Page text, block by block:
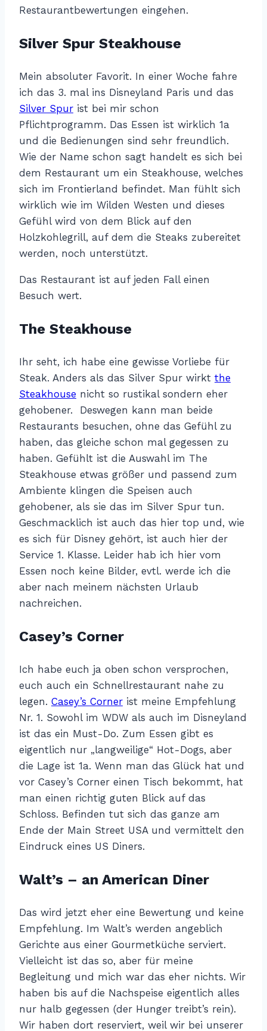
Restaurantbewertungen eingehen.
Silver Spur Steakhouse
Mein absoluter Favorit. In einer Woche fahre
ich das 3. mal ins Disneyland Paris und das
Silver Spur ist bei mir schon
Pflichtprogramm. Das Essen ist wirklich 1a
und die Bedienungen sind sehr freundlich.
Wie der Name schon sagt handelt es sich bei
dem Restaurant um ein Steakhouse, welches
sich im Frontierland befindet. Man fühlt sich
wirklich wie im Wilden Westen und dieses
Gefühl wird von dem Blick auf den
Holzkohlegrill, auf dem die Steaks zubereitet
werden, noch unterstützt.
Das Restaurant ist auf jeden Fall einen
Besuch wert.
The Steakhouse
Ihr seht, ich habe eine gewisse Vorliebe für
Steak. Anders als das Silver Spur wirkt the
Steakhouse nicht so rustikal sondern eher
gehobener. Deswegen kann man beide
Restaurants besuchen, ohne das Gefühl zu
haben, das gleiche schon mal gegessen zu
haben. Gefühlt ist die Auswahl im The
Steakhouse etwas größer und passend zum
Ambiente klingen die Speisen auch
gehobener, als sie das im Silver Spur tun.
Geschmacklich ist auch das hier top und, wie
es sich für Disney gehört, ist auch hier der
Service 1. Klasse. Leider hab ich hier vom
Essen noch keine Bilder, evtl. werde ich die
aber nach meinem nächsten Urlaub
nachreichen.
Casey’s Corner
Ich habe euch ja oben schon versprochen,
euch auch ein Schnellrestaurant nahe zu
legen. Casey’s Corner ist meine Empfehlung
Nr. 1. Sowohl im WDW als auch im Disneyland
ist das ein Must-Do. Zum Essen gibt es
eigentlich nur „langweilige“ Hot-Dogs, aber
die Lage ist 1a. Wenn man das Glück hat und
vor Casey’s Corner einen Tisch bekommt, hat
man einen richtig guten Blick auf das
Schloss. Befinden tut sich das ganze am
Ende der Main Street USA und vermittelt den
Eindruck eines US Diners.
Walt’s – an American Diner
Das wird jetzt eher eine Bewertung und keine
Empfehlung. Im Walt’s werden angeblich
Gerichte aus einer Gourmetküche serviert.
Vielleicht ist das so, aber für meine
Begleitung und mich war das eher nichts. Wir
haben bis auf die Nachspeise eigentlich alles
nur halb gegessen (der Hunger treibt’s rein).
Wir haben dort reserviert, weil wir bei unserer